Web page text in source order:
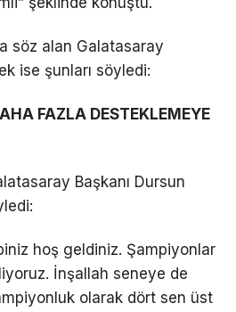
söz alan Galatasaray
ise şunları söyledi:
FAZLA DESTEKLEMEYE
Başkanı Dursun
hoş geldiniz. Şampiyonlar
İnşallah seneye de
olarak dört sen üst